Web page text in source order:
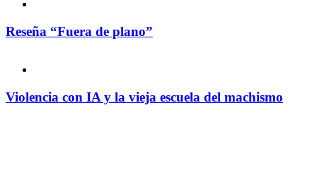
Reseña “Fuera de plano”
Violencia con IA y la vieja escuela del machismo